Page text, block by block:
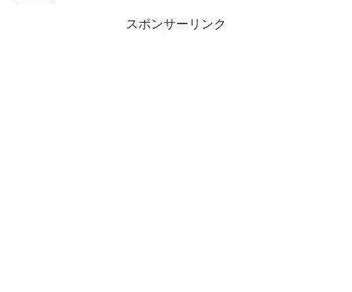
スポンサーリンク